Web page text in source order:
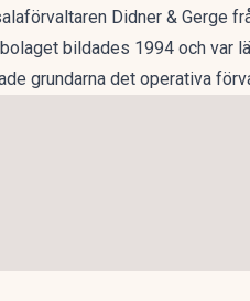
Didner & Gerge
bildades 1994 och var
grundarna det operativa